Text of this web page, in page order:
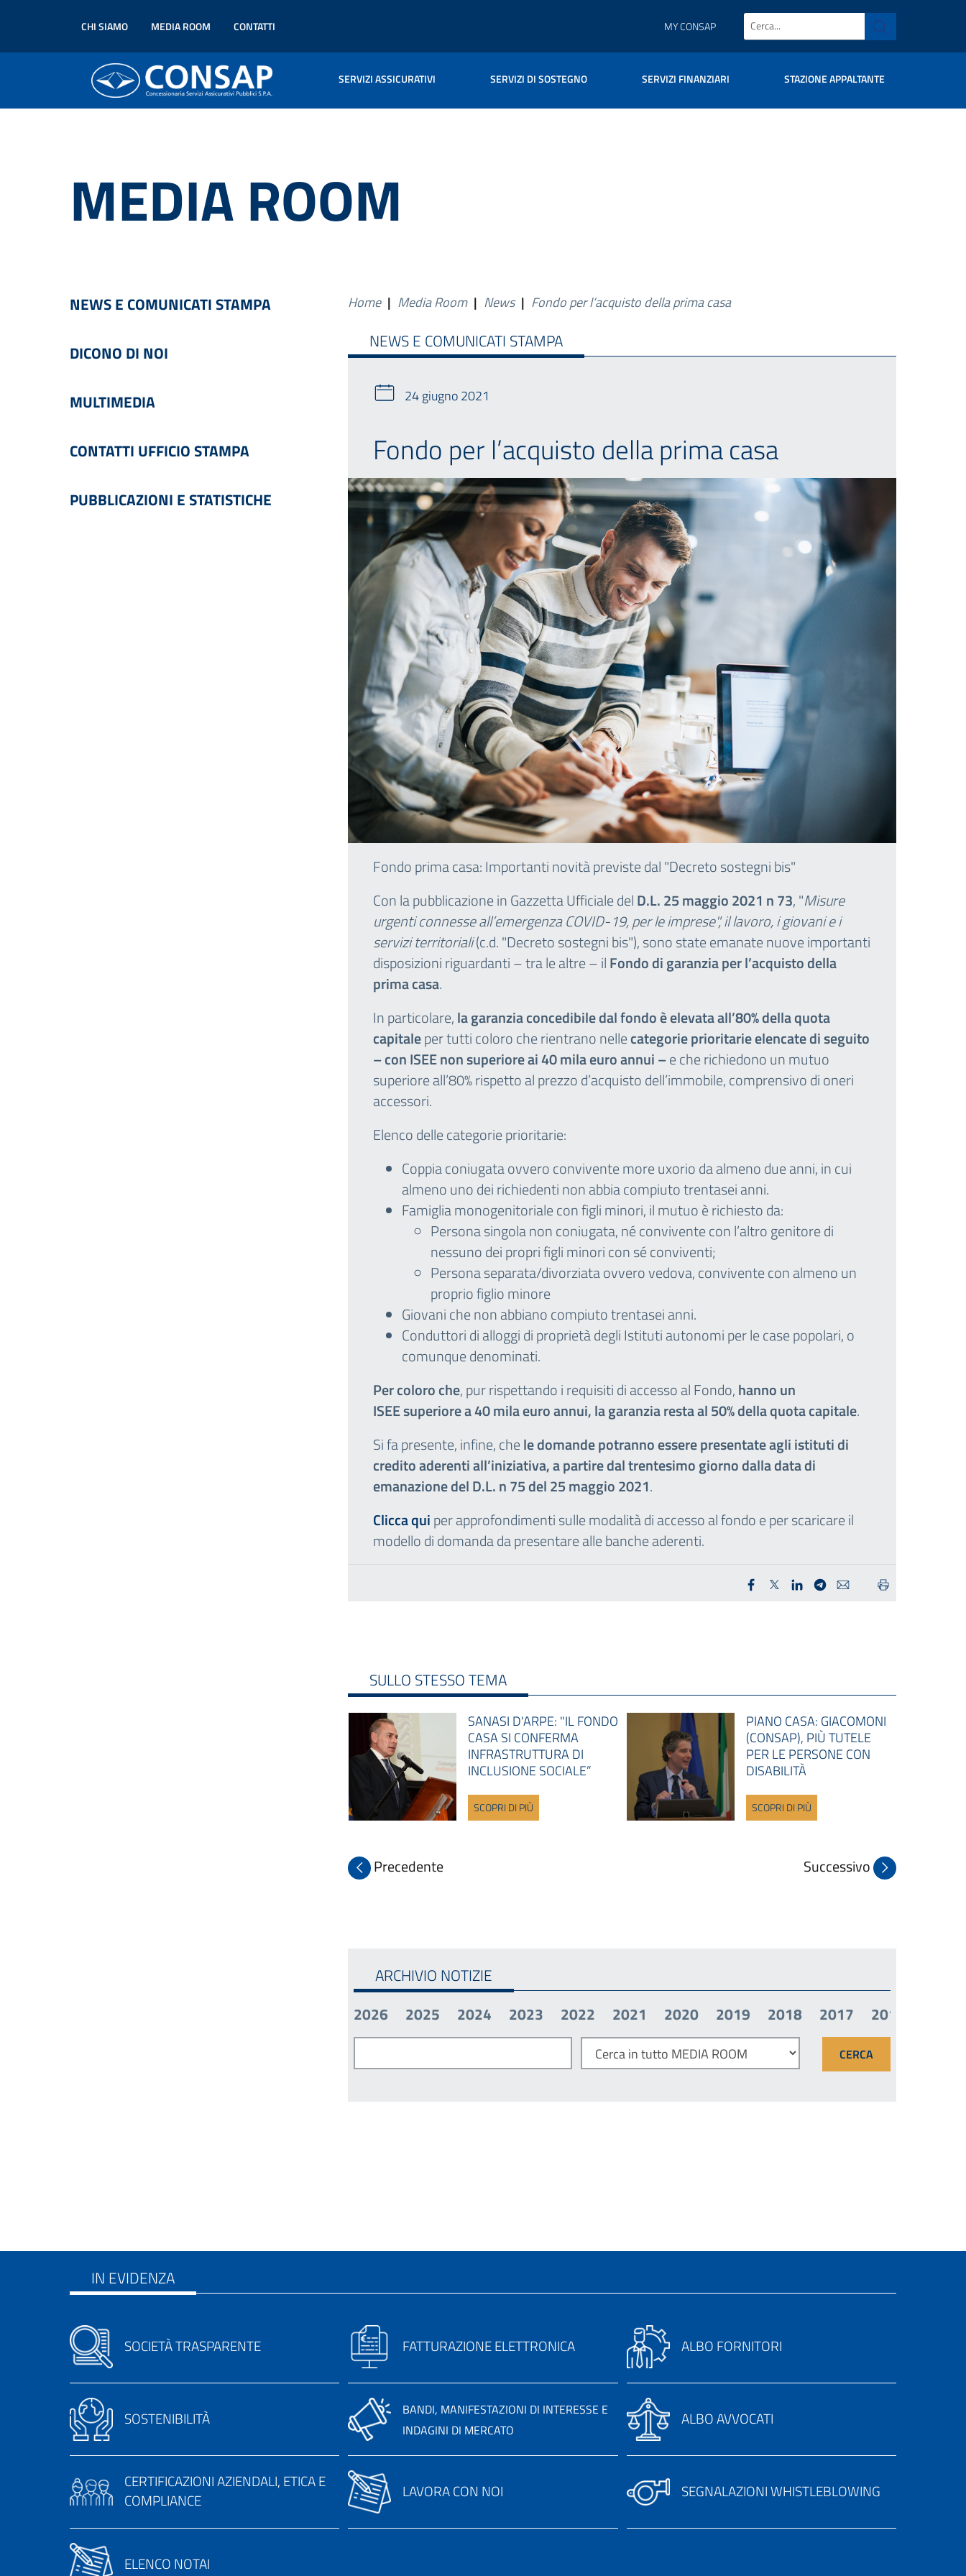
CHI SIAMO MEDIA ROOM CONTATTI MY CONSAP
SERVIZI ASSICURATIVI SERVIZI DI SOSTEGNO SERVIZI FINANZIARI STAZIONE APPALTANTE
MEDIA ROOM
NEWS E COMUNICATI STAMPA
DICONO DI NOI
MULTIMEDIA
CONTATTI UFFICIO STAMPA
PUBBLICAZIONI E STATISTICHE
Home | Media Room | News | Fondo per l’acquisto della prima casa
NEWS E COMUNICATI STAMPA
24 giugno 2021
Fondo per l’acquisto della prima casa
Fondo prima casa: Importanti novità previste dal "Decreto sostegni bis"
Con la pubblicazione in Gazzetta Ufficiale delD.L. 25 maggio 2021 n 73, "Misure
urgenti connesse all’emergenza COVID-19, per le imprese", il lavoro, i giovani e i
servizi territoriali(c.d. "Decreto sostegni bis"), sono state emanate nuove importanti
disposizioni riguardanti – tra le altre – ilFondo di garanzia per l’acquisto della
prima casa.
In particolare,la garanzia concedibile dal fondo è elevata all’80% della quota
capitaleper tutti coloro che rientrano nellecategorie prioritarie elencate di seguito
– con ISEEnon superiore ai 40 mila euro annui –e che richiedono un mutuo
superiore all’80% rispetto al prezzo d’acquisto dell’immobile, comprensivo di oneri
accessori.
Elenco delle categorie prioritarie:
Coppia coniugata ovvero convivente more uxorio da almeno due anni, in cui
almeno uno dei richiedenti non abbia compiuto trentasei anni.
Famiglia monogenitoriale con figli minori, il mutuo è richiesto da:
Persona singola non coniugata, né convivente con l’altro genitore di
nessuno dei propri figli minori con sé conviventi;
Persona separata/divorziata ovvero vedova, convivente con almeno un
proprio figlio minore
Giovani che non abbiano compiuto trentasei anni.
Conduttori di alloggi di proprietà degli Istituti autonomi per le case popolari, o
comunque denominati.
Per coloro che, pur rispettando i requisiti di accesso al Fondo,hanno un
ISEE superiore a 40 mila euro annui,la garanzia resta al 50% della quota capitale.
Si fa presente, infine, chele domande potranno essere presentate agli istituti di
credito aderenti all’iniziativa, a partire dal trentesimo giorno dalla data di
emanazione del D.L. n 75 del 25 maggio 2021.
Clicca quiper approfondimenti sulle modalità di accesso al fondo e per scaricare il
modello di domanda da presentare alle banche aderenti.
SULLO STESSO TEMA
SANASI D'ARPE: "IL FONDO
CASA SI CONFERMA
INFRASTRUTTURA DI
INCLUSIONE SOCIALE”
SCOPRI DI PIÙ
PIANO CASA: GIACOMONI
(CONSAP), PIÙ TUTELE
PER LE PERSONE CON
DISABILITÀ
SCOPRI DI PIÙ
Precedente Successivo
ARCHIVIO NOTIZIE
2026 2025 2024 2023 2022 2021 2020 2019 2018 2017 2016
IN EVIDENZA
SOCIETÀ TRASPARENTE FATTURAZIONE ELETTRONICA ALBO FORNITORI
SOSTENIBILITÀ
BANDI, MANIFESTAZIONI DI INTERESSE E
INDAGINI DI MERCATO
ALBO AVVOCATI
CERTIFICAZIONI AZIENDALI, ETICA E
COMPLIANCE
LAVORA CON NOI SEGNALAZIONI WHISTLEBLOWING
ELENCO NOTAI